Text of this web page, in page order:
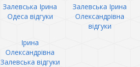
Залевська Ірина
Одеса відгуки
Залевська Ірина
Олександрівна
відгуки
Ірина
Олександрівна
Залевська відгуки